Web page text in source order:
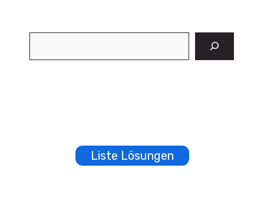
Liste Lösungen